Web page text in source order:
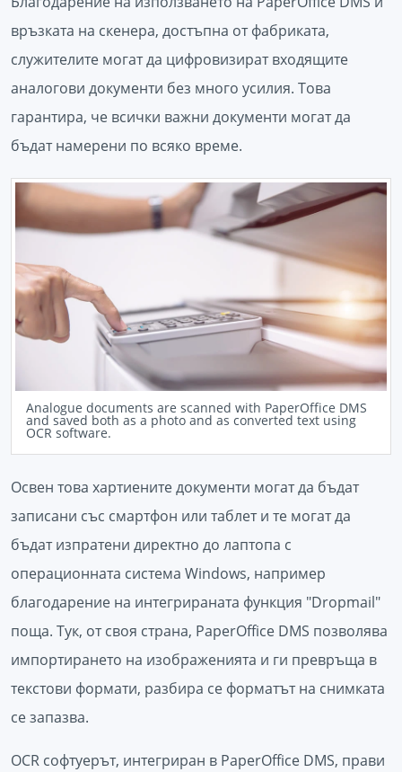
връзката на скенера, достъпна от фабриката,
служителите могат да цифровизират входящите
аналогови документи без много усилия. Това
гарантира, че всички важни документи могат да
бъдат намерени по всяко време.
Analogue documents are scanned with PaperOffice DMS
and saved both as a photo and as converted text using
OCR software.
Освен това хартиените документи могат да бъдат
записани със смартфон или таблет и те могат да
бъдат изпратени директно до лаптопа с
операционната система Windows, например
благодарение на интегрираната функция "Dropmail"
поща. Тук, от своя страна, PaperOffice DMS позволява
импортирането на изображенията и ги превръща в
текстови формати, разбира се форматът на снимката
се запазва.
OCR софтуерът, интегриран в PaperOffice DMS, прави